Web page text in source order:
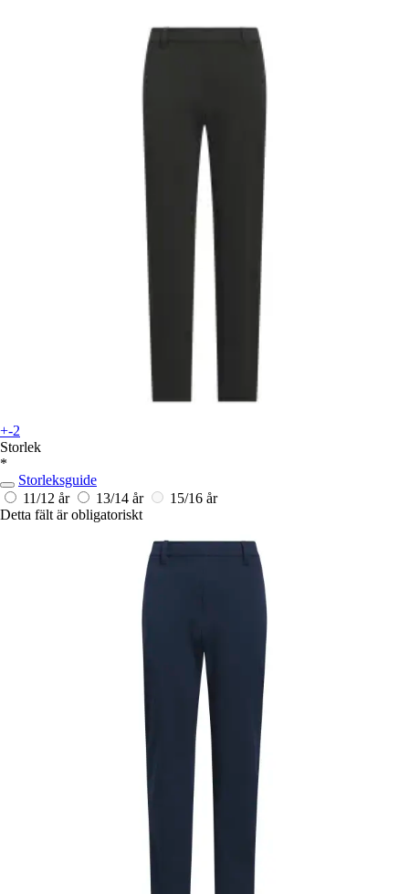
+-2
Storlek
*
Storleksguide
11/12 år
13/14 år
15/16 år
Detta fält är obligatoriskt